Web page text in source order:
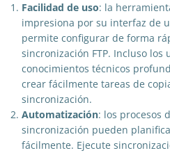
Facilidad de uso: la
impresiona por su interfaz de
permite configurar de forma
sincronización FTP. Incluso los
conocimientos técnicos
crear fácilmente tareas de
sincronización.
Automatización: los procesos
sincronización pueden
fácilmente. Ejecute